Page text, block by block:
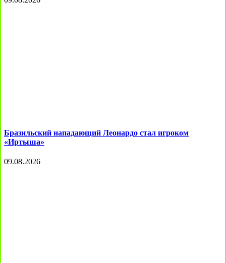
Бразильский нападающий Леонардо стал игроком
«Иртыша»
09.08.2026